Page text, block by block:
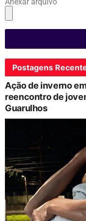
Postagens
Ação de inverno
reencontro de
Guarulhos